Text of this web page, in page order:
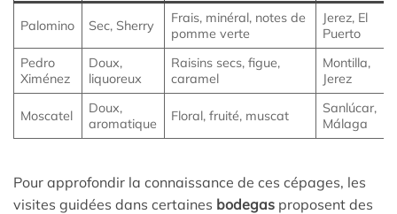
Palomino Sec, Sherry
Frais, minéral, notes de
pomme verte
Jerez, El
Puerto
Pedro
Ximénez
Doux,
liquoreux
Raisins secs, figue,
caramel
Montilla,
Jerez
Moscatel
Doux,
aromatique
Floral, fruité, muscat
Sanlúcar,
Málaga
Pour approfondir la connaissance de ces cépages, les
visites guidées dans certaines bodegas proposent des